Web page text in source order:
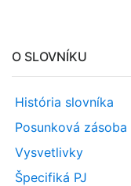
O SLOVNÍKU
História slovníka
Posunková zásoba
Vysvetlivky
Špecifiká PJ